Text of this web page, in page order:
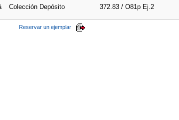
Colección Depósito 372.83 / O81p Ej.2
Reservar un ejemplar